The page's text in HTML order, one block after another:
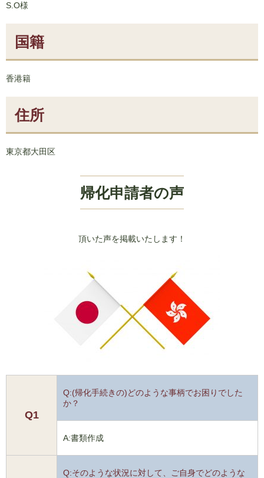
S.O様
国籍
香港籍
住所
東京都大田区
帰化申請者の声
頂いた声を掲載いたします！
Q1
Q:(帰化手続きの)どのような事柄でお困りでした
か？
A:書類作成
Q:そのような状況に対して、ご自身でどのような